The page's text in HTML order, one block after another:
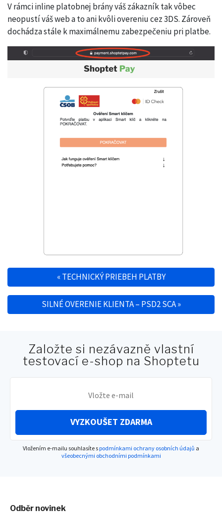
V rámci inline platobnej brány váš zákazník tak vôbec
neopustí váš web a to ani kvôli overeniu cez 3DS. Zároveň
dochádza stále k maximálnemu zabezpečeniu pri platbe.
Post navigation
«TECHNICKÝ PRIEBEH PLATBY
SILNÉ OVERENIE KLIENTA – PSD2 SCA»
Založte si nezávazně vlastní
testovací e-shop na Shoptetu
VYZKOUŠET ZDARMA
Vložením e-mailu souhlasíte spodmínkami ochrany osobních údajů a
všeobecnými obchodními podmínkami
Odběr novinek